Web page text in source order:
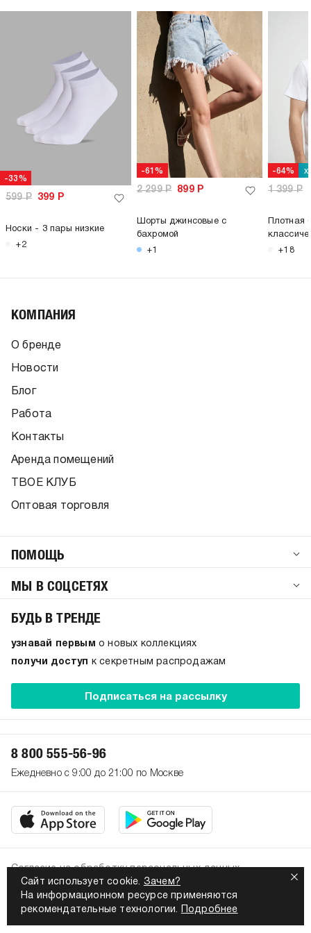
-33%
599Р 399 Р
Носки - 3 пары низкие
+2
-61%
2 299Р 899Р
Шорты джинсовые с
бахромой
+1
-64%
1 399Р
Плотная
+18
Сайт использует cookie. Зачем?
На информационном ресурсе применяются
рекомендательные технологии.
Подробнее
КОМПАНИЯ
О бренде
Новости
Блог
Работа
Контакты
Аренда помещений
ТВОЕ КЛУБ
Оптовая торговля
ПОМОЩЬ
МЫ В СОЦСЕТЯХ
БУДЬ В ТРЕНДЕ
узнавай первым о новых коллекциях
получи доступ
к секретным распродажам
Подписаться на рассылку
8 800 555-56-96
Ежедневно с 9:00 до 21:00 по Москве
2026. Все права защищены
Политика конфиденциальности
Согласие на обработку персональных данных